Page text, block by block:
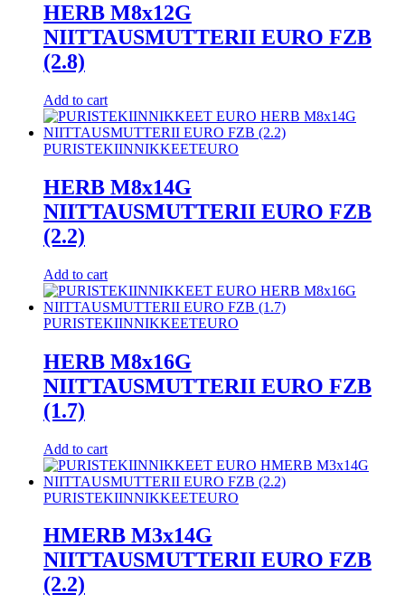
HERB M8x12G
NIITTAUSMUTTERII EURO FZB
(2.8)
Add to cart
PURISTEKIINNIKKEETEURO
HERB M8x14G
NIITTAUSMUTTERII EURO FZB
(2.2)
Add to cart
PURISTEKIINNIKKEETEURO
HERB M8x16G
NIITTAUSMUTTERII EURO FZB
(1.7)
Add to cart
PURISTEKIINNIKKEETEURO
HMERB M3x14G
NIITTAUSMUTTERII EURO FZB
(2.2)